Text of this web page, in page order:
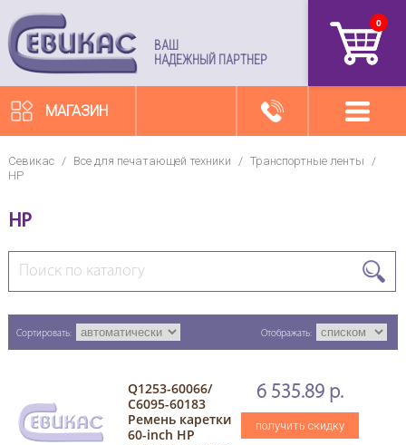
ВАШ
НАДЕЖНЫЙ ПАРТНЕР
0
МАГАЗИН
Севикас / Все для печатающей техники / Транспортные ленты /
HP
HP
Сортировать: Отображать:
Q1253-60066/
С6095-60183
Ремень каретки
60-inch HP
6 535.89 р.
получить скидку